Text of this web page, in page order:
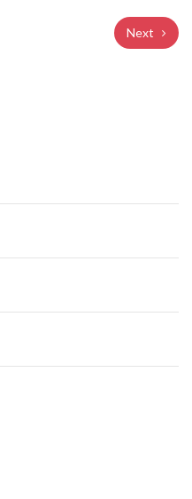
Next